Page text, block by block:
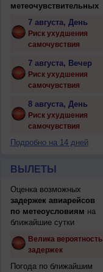
метеочувствительных
7 августа, День
Риск ухудшения
самочувствия
7 августа, Вечер
Риск ухудшения
самочувствия
8 августа, День
Риск ухудшения
самочувствия
Подробно на 14 дней
ВЫЛЕТЫ
Оценка возможных
задержек авиарейсов
по метеоусловиям на
ближайшие сутки
Велика вероятность
задержек
Погода по ближайшим